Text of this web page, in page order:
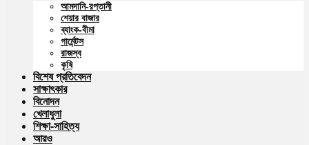
আমদানি-রপ্তানী
শেয়ার বাজার
ব্যাংক-বীমা
গার্মেন্টস
রাজস্ব
কৃষি
বিশেষ প্রতিবেদন
সাক্ষাৎকার
বিনোদন
খেলাধুলা
শিক্ষা-সাহিত্য
আরও